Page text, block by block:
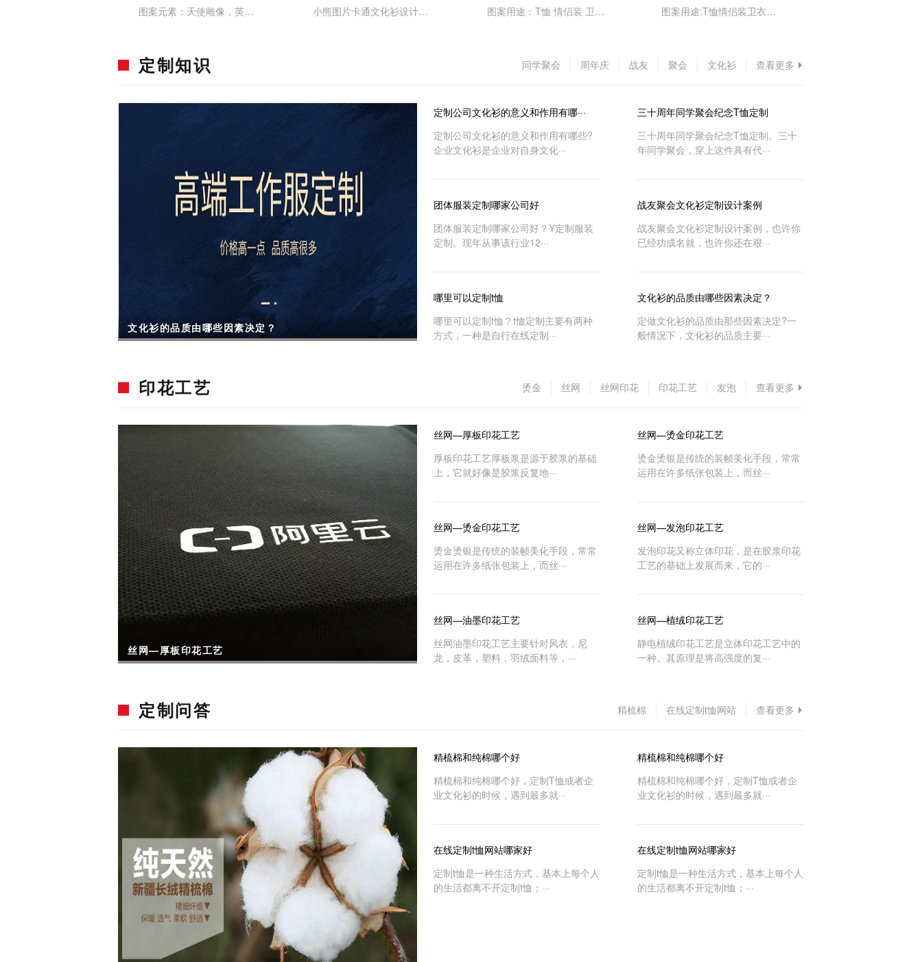
图案元素：天使雕像，英文排版图···
小熊图片卡通文化衫设计素材
图案用途：T恤 情侣装 卫衣等
图案用途:T恤情侣装卫衣画框等
定制知识 同学聚会 周年庆 战友 聚会 文化衫 查看更多
文化衫的品质由哪些因素决定？
定制公司文化衫的意义和作用有哪···
定制公司文化衫的意义和作用有哪些?
企业文化衫是企业对自身文化···
团体服装定制哪家公司好
团体服装定制哪家公司好？Y定制服装
定制​。现年从事该行业12···
哪里可以定制t恤
哪里可以定制t恤？t恤定制主要有两种
方式，一种是自行在线定制···
三十周年同学聚会纪念T恤定制
三十周年同学聚会纪念T恤定制。三十
年同学聚会，穿上这件具有代···
战友聚会文化衫定制设计案例
战友聚会文化衫定制设计案例，也许你
已经功成名就，也许你还在艰···
文化衫的品质由哪些因素决定？
定做文化衫的品质由那些因素决定?一
般情况下，文化衫的品质主要···
印花工艺 烫金 丝网 丝网印花 印花工艺 发泡 查看更多
丝网—厚板印花工艺
丝网—厚板印花工艺
​厚板印花工艺厚板浆是源于胶浆的基础
上，它就好像是胶浆反复地···
丝网—烫金印花工艺
烫金烫银是传统的装帧美化手段，常常
运用在许多纸张包装上，而丝···
丝网—油墨印花工艺
丝网油墨印花工艺主要针对风衣，尼
龙，皮革，塑料，羽绒面料等，···
丝网—烫金印花工艺
烫金烫银是传统的装帧美化手段，常常
运用在许多纸张包装上，而丝···
丝网—发泡印花工艺
发泡印花又称立体印花，是在胶浆印花
工艺的基础上发展而来，它的···
丝网—植绒印花工艺
静电植绒印花工艺是立体印花工艺中的
一种。其原理是将高强度的复···
定制问答 精梳棉 在线定制t恤网站 查看更多
精梳棉和纯棉哪个好
精梳棉和纯棉哪个好，定制T恤或者企
业文化衫的时候，遇到最多就···
在线定制t恤网站哪家好
定制t恤是一种生活方式，基本上每个人
的生活都离不开定制t恤；···
精梳棉和纯棉哪个好
精梳棉和纯棉哪个好，定制T恤或者企
业文化衫的时候，遇到最多就···
在线定制t恤网站哪家好
定制t恤是一种生活方式，基本上每个人
的生活都离不开定制t恤；···